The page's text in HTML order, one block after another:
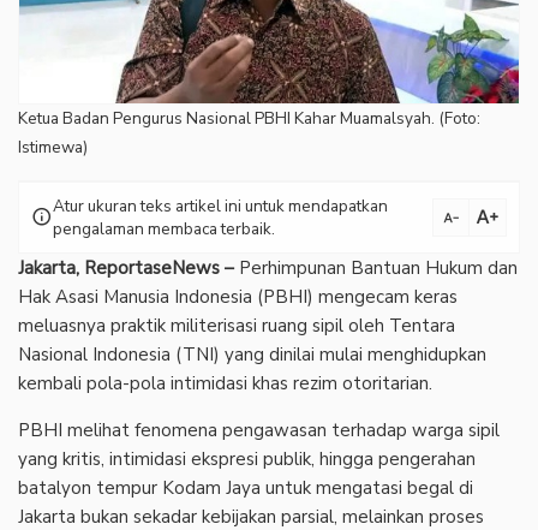
Ketua Badan Pengurus Nasional PBHI Kahar Muamalsyah. (Foto:
Istimewa)
infoAtur ukuran teks artikel ini untuk mendapatkan
pengalaman membaca terbaik.
text_decrease text_increase
Jakarta, ReportaseNews – Perhimpunan Bantuan Hukum dan
Hak Asasi Manusia Indonesia (PBHI) mengecam keras
meluasnya praktik militerisasi ruang sipil oleh Tentara
Nasional Indonesia (TNI) yang dinilai mulai menghidupkan
kembali pola-pola intimidasi khas rezim otoritarian.
PBHI melihat fenomena pengawasan terhadap warga sipil
yang kritis, intimidasi ekspresi publik, hingga pengerahan
batalyon tempur Kodam Jaya untuk mengatasi begal di
Jakarta bukan sekadar kebijakan parsial, melainkan proses